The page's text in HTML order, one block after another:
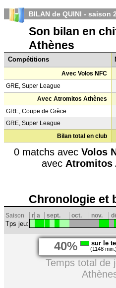
BILAN de QUINI - saison
Son bilan en
Athènes
Compétitions
Avec Volos NFC
GRE, Super League
Avec Atromitos Athènes
GRE, Coupe de Grèce
GRE, Super League
Bilan total en club
0 matchs avec Volos
avec Atromitos
Chronologie et
Saison n a sept. oct. nov.
Tps jeu:
40% sur le
(1148 min.)
Temps total de